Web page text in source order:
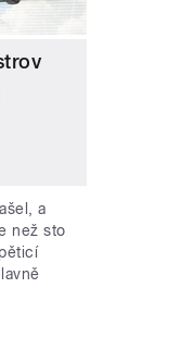
a
než sto